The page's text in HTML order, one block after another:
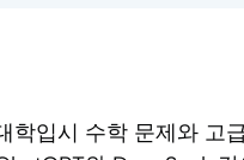
학입시 수학 문제와 고